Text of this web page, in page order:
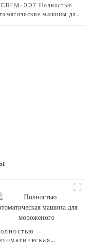
CBFM-007 Полностью
машины для